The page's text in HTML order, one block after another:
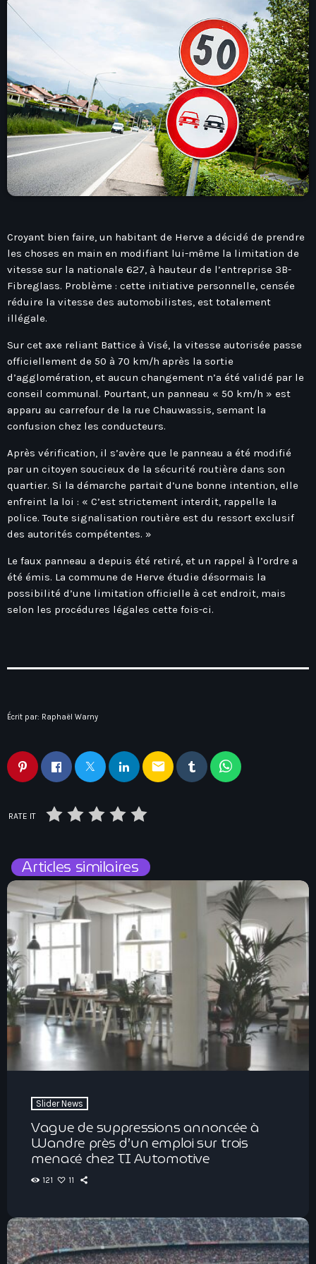
play_arrow Seven Ile-De-France
Love Like Fun
News
keyboard_arrow_down
Auvergne-Rhône-Alpes
Bourgogne-Franche-Comté
Centre-Val De Loire
Corse
Grand-Est
Hauts-De-France
Île-De-France
La Réunion
Normandie
Pays-De-La-Loire
Provence-Alpes-Côte D’Azur
Podcasts
L’équipe
Contact
Croyant bien faire, un habitant de Herve a décidé de prendre
les choses en main en modifiant lui-même la limitation de
vitesse sur la nationale 627, à hauteur de l’entreprise 3B-
Fibreglass. Problème : cette initiative personnelle, censée
réduire la vitesse des automobilistes, est totalement
illégale.
Sur cet axe reliant Battice à Visé, la vitesse autorisée passe
officiellement de 50 à 70 km/h après la sortie
d’agglomération, et aucun changement n’a été validé par le
conseil communal. Pourtant, un panneau « 50 km/h » est
apparu au carrefour de la rue Chauwassis, semant la
confusion chez les conducteurs.
Après vérification, il s’avère que le panneau a été modifié
par un citoyen soucieux de la sécurité routière dans son
quartier. Si la démarche partait d’une bonne intention, elle
enfreint la loi : « C’est strictement interdit, rappelle la
police. Toute signalisation routière est du ressort exclusif
des autorités compétentes. »
Le faux panneau a depuis été retiré, et un rappel à l’ordre a
été émis. La commune de Herve étudie désormais la
possibilité d’une limitation officielle à cet endroit, mais
selon les procédures légales cette fois-ci.
Écrit par: Raphaël Warny
email
RATE IT
Articles similaires
Slider News
Vague de suppressions annoncée à
Wandre près d’un emploi sur trois
menacé chez TI Automotive
121 11